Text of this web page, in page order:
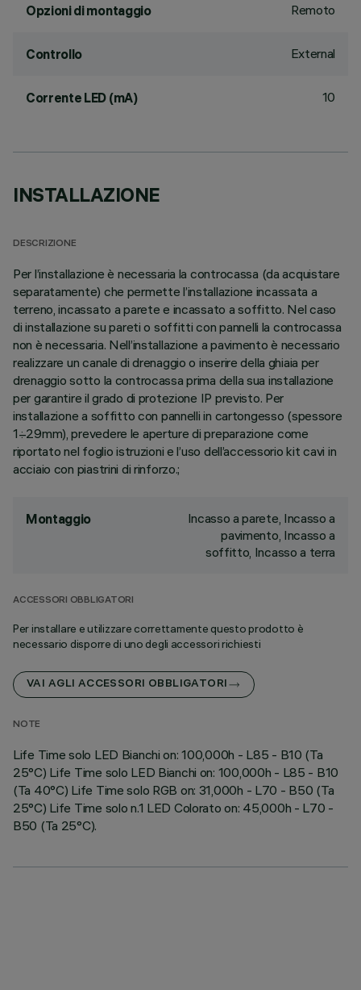
Opzioni di montaggio Remoto
Controllo External
Corrente LED (mA) 10
INSTALLAZIONE
DESCRIZIONE
Per l’installazione è necessaria la controcassa (da acquistare
separatamente) che permette l’installazione incassata a
terreno, incassato a parete e incassato a soffitto. Nel caso
di installazione su pareti o soffitti con pannelli la controcassa
non è necessaria. Nell’installazione a pavimento è necessario
realizzare un canale di drenaggio o inserire della ghiaia per
drenaggio sotto la controcassa prima della sua installazione
per garantire il grado di protezione IP previsto. Per
installazione a soffitto con pannelli in cartongesso (spessore
1÷29mm), prevedere le aperture di preparazione come
riportato nel foglio istruzioni e l’uso dell’accessorio kit cavi in
acciaio con piastrini di rinforzo.;
Montaggio
Incasso a parete, Incasso a
pavimento, Incasso a
soffitto, Incasso a terra
ACCESSORI OBBLIGATORI
Per installare e utilizzare correttamente questo prodotto è
necessario disporre di uno degli accessori richiesti
VAI AGLI ACCESSORI OBBLIGATORI
NOTE
Life Time solo LED Bianchi on: 100,000h - L85 - B10 (Ta
25°C) Life Time solo LED Bianchi on: 100,000h - L85 - B10
(Ta 40°C) Life Time solo RGB on: 31,000h - L70 - B50 (Ta
25°C) Life Time solo n.1 LED Colorato on: 45,000h - L70 -
B50 (Ta 25°C).